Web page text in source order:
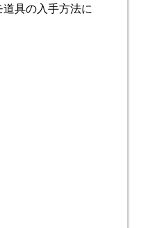
具の入手方法に